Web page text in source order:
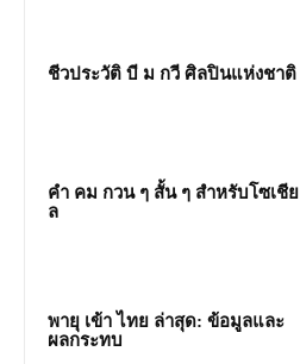
ชีวประวัติ บี ม กวี ศิลปินแห่งชาติ
คํา คม กวน ๆ สั้น ๆ สำหรับโซเชีย
ล
พายุ เข้า ไทย ล่าสุด: ข้อมูลและ
ผลกระทบ